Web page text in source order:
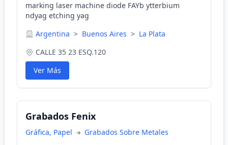
marking laser machine diode FAYb ytterbium
ndyag etching yag
Argentina > Buenos Aires > La Plata
CALLE 35 23 ESQ.120
Ver Más
Grabados Fenix
Gráfica, Papel
Grabados Sobre Metales